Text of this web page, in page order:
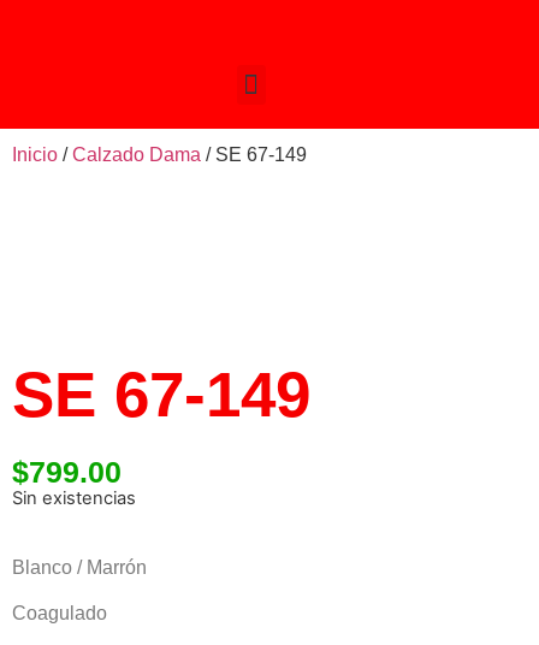
Inicio /Calzado Dama / SE 67-149
SE 67-149
$799.00
Sin existencias
Blanco / Marrón
Coagulado